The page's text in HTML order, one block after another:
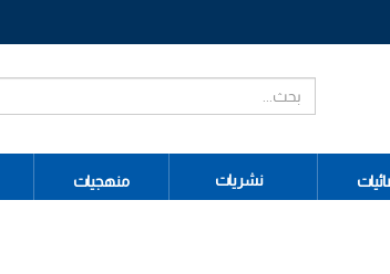
نشريات منهجيات